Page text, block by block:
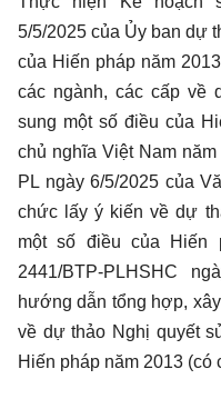
5/5/2025 của Ủy ban dự
của Hiến pháp năm
các ngành, các cấp về
sung một số điều của
chủ nghĩa Việt Nam
PL ngày 6/5/2025 của
chức lấy ý kiến về dự
một số điều của Hiến
2441/BTP-PLHSHC
hướng dẫn tổng hợp,
về dự thảo Nghị quyết
Hiến pháp năm 2013 (có